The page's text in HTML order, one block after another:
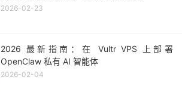
2026-02-23
2026 最新指南：在 Vultr VPS 上部署
OpenClaw 私有 AI 智能体
2026-02-04